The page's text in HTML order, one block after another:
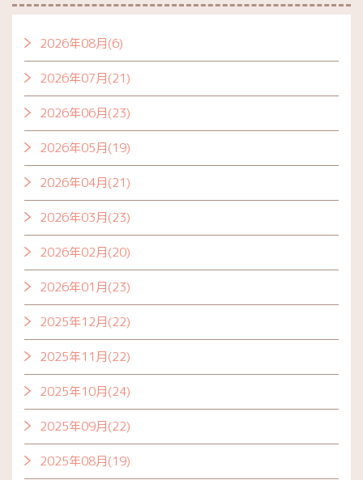
2026年08月(6)
2026年07月(21)
2026年06月(23)
2026年05月(19)
2026年04月(21)
2026年03月(23)
2026年02月(20)
2026年01月(23)
2025年12月(22)
2025年11月(22)
2025年10月(24)
2025年09月(22)
2025年08月(19)